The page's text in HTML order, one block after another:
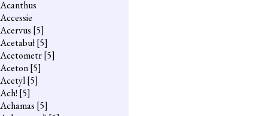
Acanthus
Accessie
Acervus [5]
Acetabuł[5]
Acetometr[5]
Aceton[5]
Acetyl[5]
Ach! [5]
Achamas [5]